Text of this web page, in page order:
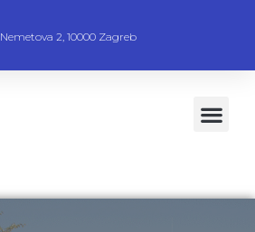
Nemetova 2, 10000 Zagreb